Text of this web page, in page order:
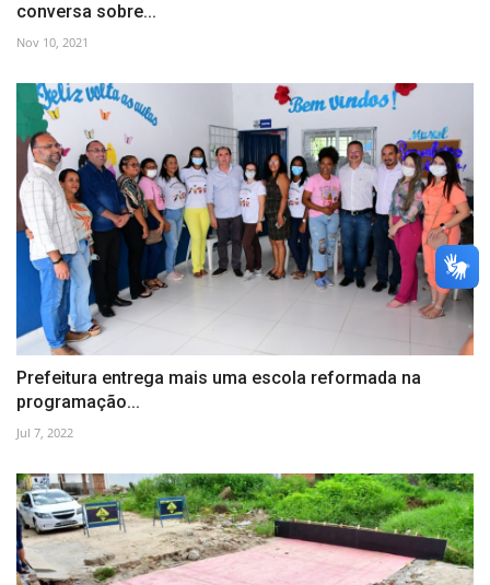
conversa sobre...
Nov 10, 2021
Prefeitura entrega mais uma escola reformada na
programação...
Jul 7, 2022